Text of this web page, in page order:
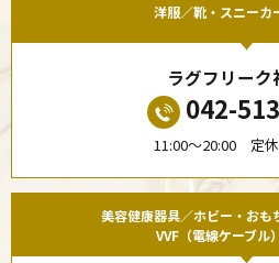
洋服／靴・スニーカ
ラグフリーク
042-
11:00〜20:00 定
美容健康器具／ホビー・おも
VVF（電線ケーブル